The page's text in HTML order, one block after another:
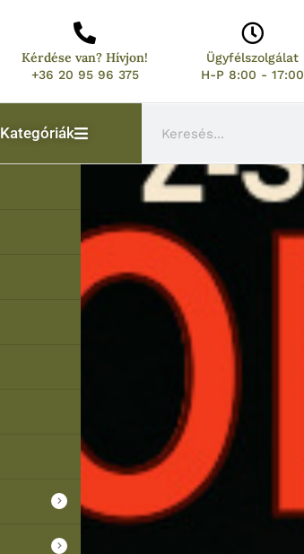
Kérdése van? Hívjon!
+36 20 95 96 375
Ügyfélszolgálat
H-P 8:00 - 17:00
Kategóriák